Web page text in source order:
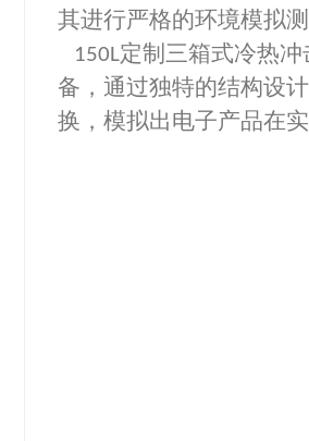
其进行严格的环境模拟测
150L定制三箱式冷热
备，通过独特的结构设
换，模拟出电子产品在